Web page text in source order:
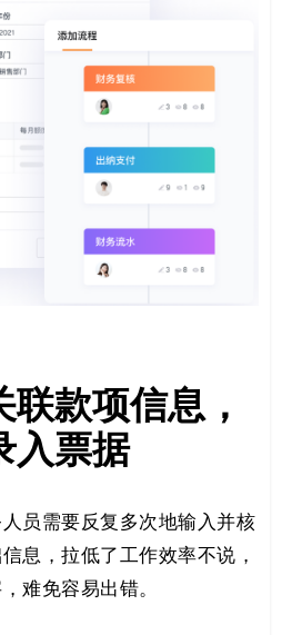
款项信息，
入票据
员需要反复多次地输入并核
息，拉低了工作效率不说，
难免容易出错。